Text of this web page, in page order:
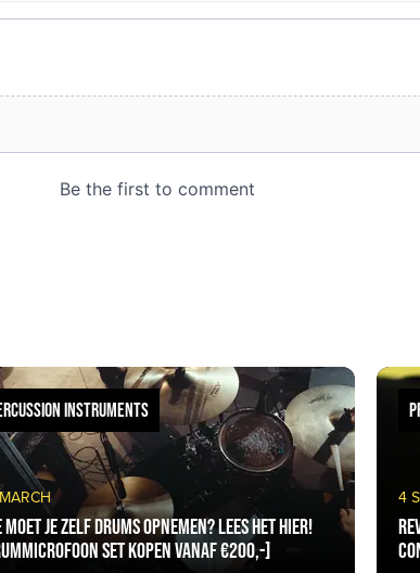
moet je zelf drums opnemen? Lees het hier!
set kopen vanaf €200,-]
INSTRUMENTS
4